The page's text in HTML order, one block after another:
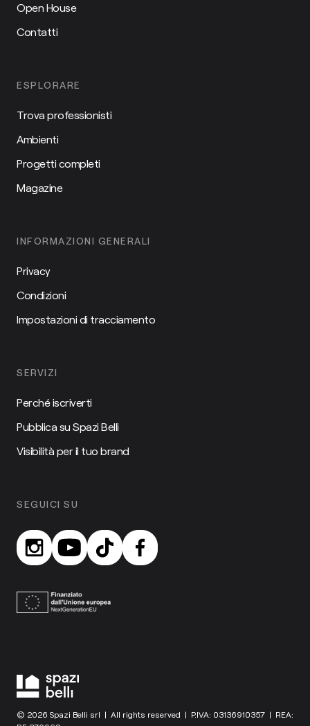
Open House
Contatti
ESPLORARE
Trova professionisti
Ambienti
Progetti completi
Magazine
INFORMAZIONI GENERALI
Privacy
Condizioni
Impostazioni di tracciamento
SERVIZI
Perché iscriverti
Pubblica su Spazi Belli
Visibilità per il tuo brand
SEGUICI SU
© 2026 Spazi Belli srl | All rights reserved | P.IVA: 03136910357 | REA: